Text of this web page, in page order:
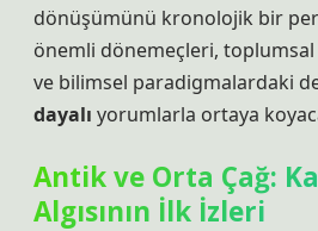
dönüşümünü kronolojik bir
önemli dönemeçleri, toplumsal
ve bilimsel paradigmalardaki
dayalı yorumlarla ortaya
Antik ve Orta Çağ:
Algısının İlk İzleri